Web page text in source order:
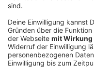
Das liegt daran, das
mündlich
schriftlich per Brief,